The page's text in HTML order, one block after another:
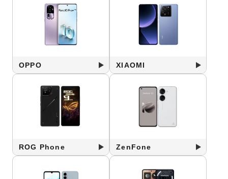
OPPO XIAOMI
ROG Phone ZenFone